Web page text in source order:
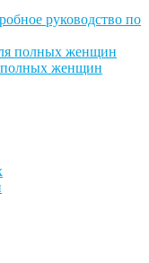
руководство по
полных женщин